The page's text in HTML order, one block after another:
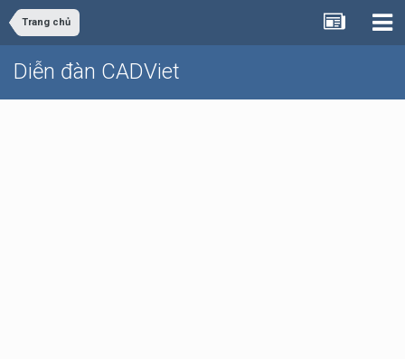
Trang chủ
Diễn đàn CADViet